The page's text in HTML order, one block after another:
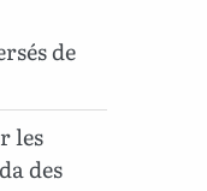
de
les
des